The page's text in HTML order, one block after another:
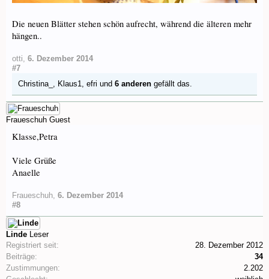
Die neuen Blätter stehen schön aufrecht, während die älteren mehr
hängen..
otti, 6. Dezember 2014
#7
Christina_ , Klaus1, efri und 6 anderen gefällt das.
Fraueschuh Guest
Klasse,Petra
Viele Grüße
Anaelle
Fraueschuh, 6. Dezember 2014
#8
Linde Leser
Registriert seit:
28. Dezember 2012
Beiträge:
34
Zustimmungen:
2.202